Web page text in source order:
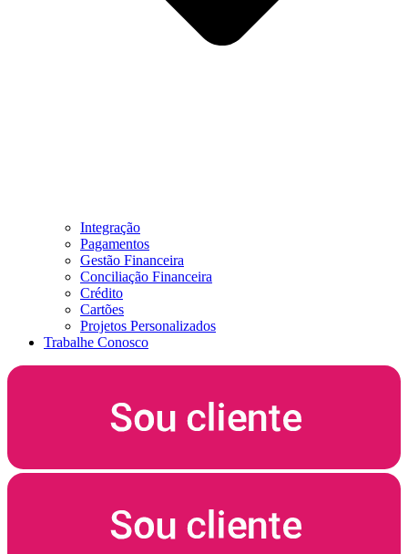
Integração
Pagamentos
Gestão Financeira
Conciliação Financeira
Crédito
Cartões
Projetos Personalizados
Trabalhe Conosco